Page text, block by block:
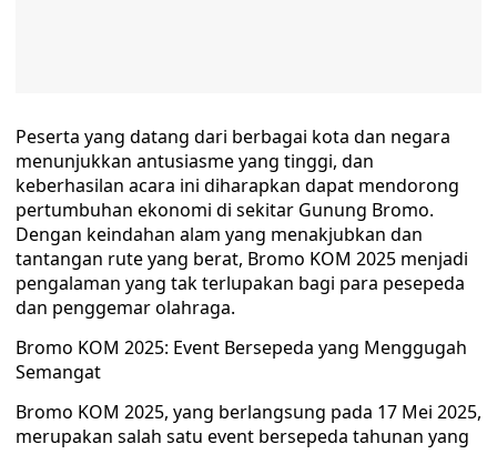
Peserta yang datang dari berbagai kota dan negara
menunjukkan antusiasme yang tinggi, dan
keberhasilan acara ini diharapkan dapat mendorong
pertumbuhan ekonomi di sekitar Gunung Bromo.
Dengan keindahan alam yang menakjubkan dan
tantangan rute yang berat, Bromo KOM 2025 menjadi
pengalaman yang tak terlupakan bagi para pesepeda
dan penggemar olahraga.
Bromo KOM 2025: Event Bersepeda yang Menggugah
Semangat
Bromo KOM 2025, yang berlangsung pada 17 Mei 2025,
merupakan salah satu event bersepeda tahunan yang